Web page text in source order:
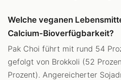
Welche veganen
Calcium-Bioverfügbarkeit?
Pak Choi führt mit rund 54
gefolgt von Brokkoli (52
Prozent). Angereicherter